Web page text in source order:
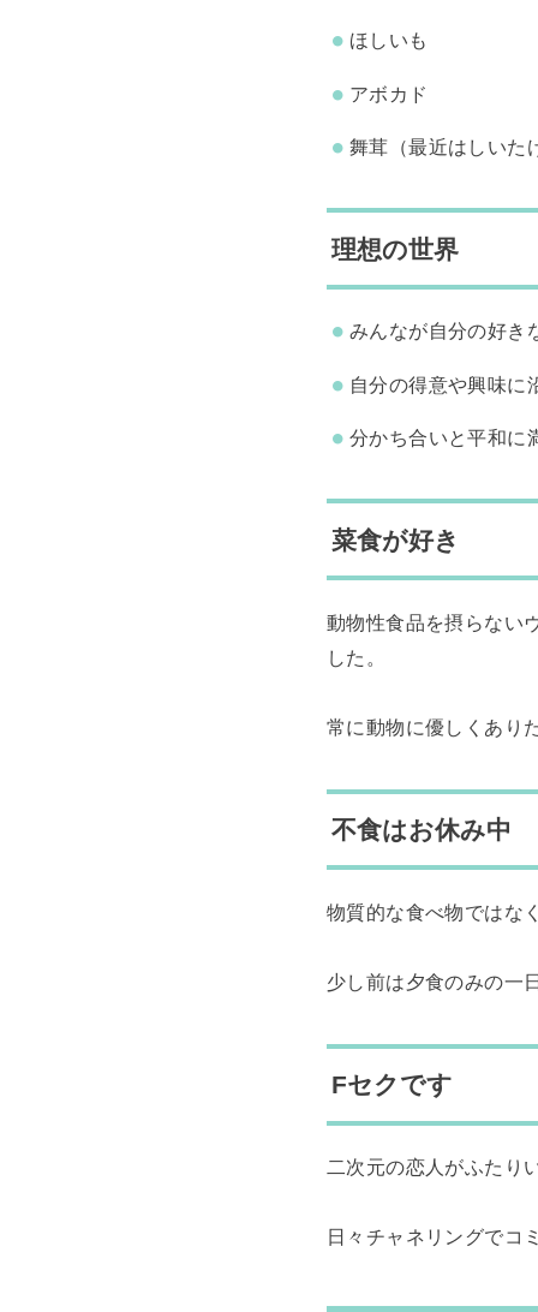
ほしいも
アボカド
舞茸（最近はしいた
理想の世界
みんなが自分の好き
自分の得意や興味に
分かち合いと平和に
菜食が好き
動物性食品を摂らない
した。
常に動物に優しくあり
不食はお休み中
物質的な食べ物ではな
少し前は夕食のみの一
Fセクです
二次元の恋人がふたり
日々チャネリングでコ